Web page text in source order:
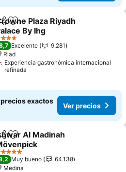
Agregar a favoritos
Plaza Riyadh
By Ihg
precios
Excelente
9.281
Riad
Experiencia gastronómica internacional
refinada
exactos
Ver precios
Agregar a favoritos
Al Madinah
precios
Muy bueno
64.138
Medina